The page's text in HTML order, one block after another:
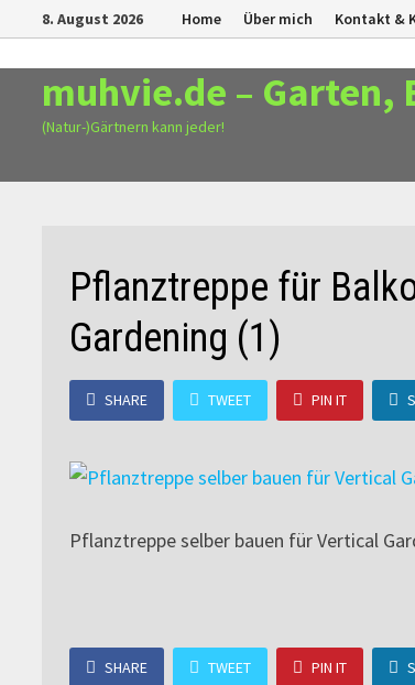
Zurück
zum
Inhalt
8. August 2026 Home Über mich Kontakt &
muhvie.de – Garten,
(Natur-)Gärtnern kann jeder!
Pflanztreppe für
Gardening (1)
SHARE TWEET PIN IT
Pflanztreppe selber bauen für Vertical
SHARE TWEET PIN IT